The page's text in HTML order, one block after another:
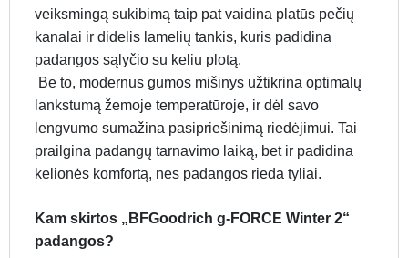
veiksmingą sukibimą taip pat vaidina platūs pečių
kanalai ir didelis lamelių tankis, kuris padidina
padangos sąlyčio su keliu plotą.
Be to, modernus gumos mišinys užtikrina optimalų
lankstumą žemoje temperatūroje, ir dėl savo
lengvumo sumažina pasipriešinimą riedėjimui. Tai
prailgina padangų tarnavimo laiką, bet ir padidina
kelionės komfortą, nes padangos rieda tyliai.
Kam skirtos „BFGoodrich g-FORCE Winter 2“
padangos?